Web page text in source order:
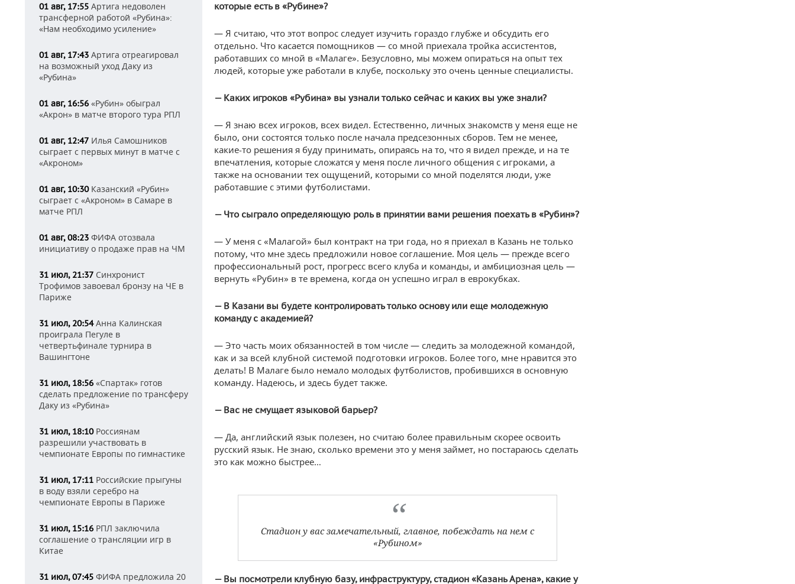
01 авг, 17:55 Артига недоволен
трансферной работой «Рубина»:
«Нам необходимо усиление»
01 авг, 17:43 Артига отреагировал
на возможный уход Даку из
«Рубина»
01 авг, 16:56 «Рубин» обыграл
«Акрон» в матче второго тура РПЛ
01 авг, 12:47 Илья Самошников
сыграет с первых минут в матче с
«Акроном»
01 авг, 10:30Казанский «Рубин»
сыграет с «Акроном» в Самаре в
матче РПЛ
01 авг, 08:23 ФИФА отозвала
инициативу о продаже прав на ЧМ
31 июл, 21:37 Синхронист
Трофимов завоевал бронзу на ЧЕ в
Париже
31 июл, 20:54Анна Калинская
проиграла Пегуле в
четвертьфинале турнира в
Вашингтоне
31 июл, 18:56 «Спартак» готов
сделать предложение по трансферу
Даку из «Рубина»
31 июл, 18:10Россиянам
разрешили участвовать в
чемпионате Европы по гимнастике
31 июл, 17:11 Российские прыгуны
в воду взяли серебро на
чемпионате Европы в Париже
31 июл, 15:16 РПЛ заключила
соглашение о трансляции игр в
Китае
31 июл, 07:45 ФИФА предложила 20
которые есть в «Рубине»?
— Я считаю, что этот вопрос следует изучить гораздо глубже и обсудить его
отдельно. Что касается помощников — со мной приехала тройка ассистентов,
работавших со мной в «Малаге». Безусловно, мы можем опираться на опыт тех
людей, которые уже работали в клубе, поскольку это очень ценные специалисты.
— Каких игроков «Рубина» вы узнали только сейчас и каких вы уже знали?
— Я знаю всех игроков, всех видел. Естественно, личных знакомств у меня еще не
было, они состоятся только после начала предсезонных сборов. Тем не менее,
какие-то решения я буду принимать, опираясь на то, что я видел прежде, и на те
впечатления, которые сложатся у меня после личного общения с игроками, а
также на основании тех ощущений, которыми со мной поделятся люди, уже
работавшие с этими футболистами.
— Что сыграло определяющую роль в принятии вами решения поехать в «Рубин»?
— У меня с «Малагой» был контракт на три года, но я приехал в Казань не только
потому, что мне здесь предложили новое соглашение. Моя цель — прежде всего
профессиональный рост, прогресс всего клуба и команды, и амбициозная цель —
вернуть «Рубин» в те времена, когда он успешно играл в еврокубках.
— В Казани вы будете контролировать только основу или еще молодежную
команду с академией?
— Это часть моих обязанностей в том числе — следить за молодежной командой,
как и за всей клубной системой подготовки игроков. Более того, мне нравится это
делать! В Малаге было немало молодых футболистов, пробившихся в основную
команду. Надеюсь, и здесь будет также.
— Вас не смущает языковой барьер?
— Да, английский язык полезен, но считаю более правильным скорее освоить
русский язык. Не знаю, сколько времени это у меня займет, но постараюсь сделать
это как можно быстрее…
Стадион у вас замечательный, главное, побеждать на нем с
«Рубином»
— Вы посмотрели клубную базу, инфраструктуру, стадион «Казань Арена», какие у